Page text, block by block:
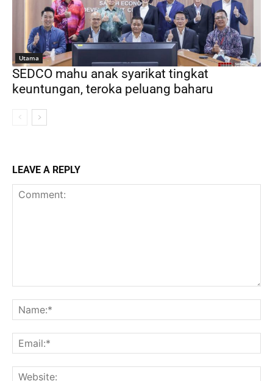
Utama
SEDCO mahu anak syarikat tingkat
keuntungan, teroka peluang baharu
LEAVE A REPLY